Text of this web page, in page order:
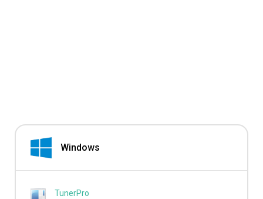
Windows
TunerPro